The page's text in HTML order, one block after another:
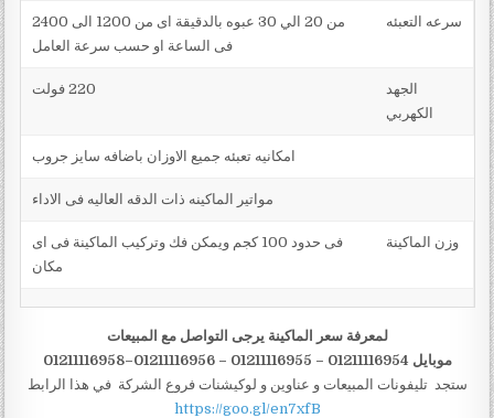
سرعه التعبئه
من 20 الي 30 عبوه بالدقيقة اى من 1200 الى 2400
فى الساعة او حسب سرعة العامل
الجهد
الكهربي
220 فولت
امكانيه تعبئه جميع الاوزان باضافه سايز جروب
مواتير الماكينه ذات الدقه العاليه فى الاداء
وزن الماكينة
فى حدود 100 كجم ويمكن فك وتركيب الماكينة فى اى
مكان
لمعرفة سعر الماكينة يرجى التواصل مع المبيعات
موبايل 01211116954 – 01211116955 – 01211116956–01211116958
ستجد تليفونات المبيعات و عناوين و لوكيشنات فروع الشركة في هذا الرابط
https://goo.gl/en7xfB